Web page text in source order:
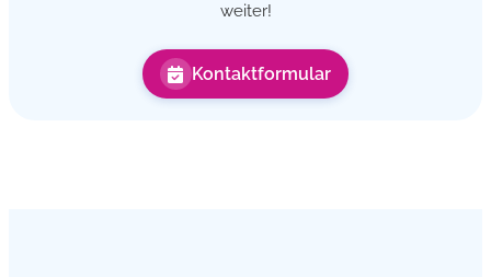
weiter!
Kontaktformular